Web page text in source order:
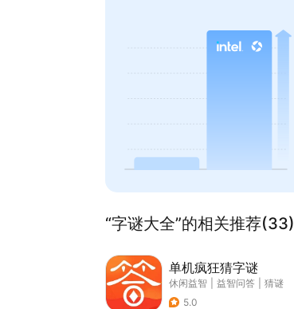
“字谜大全”的相关推荐(33)
单机疯狂猜字谜
休闲益智 益智问答
猜谜
5.0